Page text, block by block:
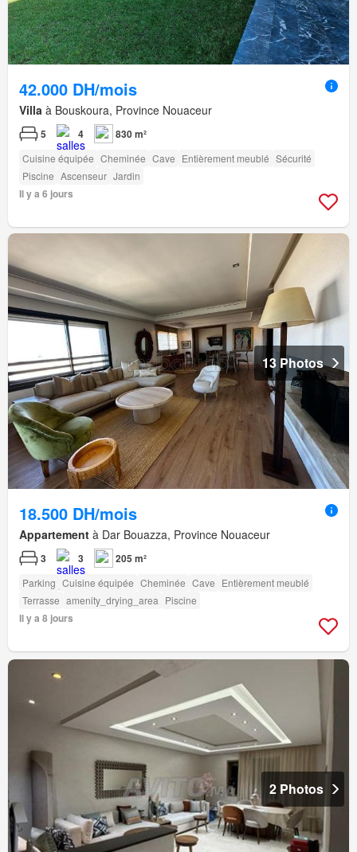
42.000 DH/mois
Villa à Bouskoura, Province Nouaceur
5 4 830 m²
Cuisine équipée Cheminée Cave Entièrement meublé Sécurité
Piscine Ascenseur Jardin
Il y a 6 jours
13 Photos
18.500 DH/mois
Appartement à Dar Bouazza, Province Nouaceur
3 3 205 m²
Parking Cuisine équipée Cheminée Cave Entièrement meublé
Terrasse amenity_drying_area Piscine
Il y a 8 jours
2 Photos